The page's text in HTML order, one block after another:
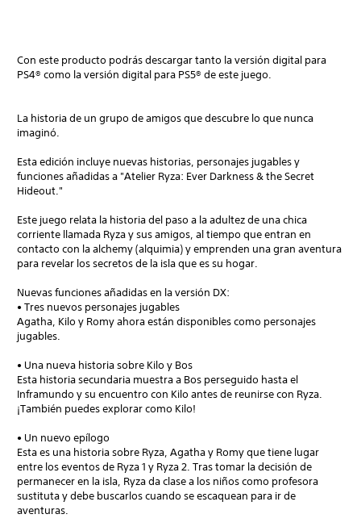
Con este producto podrás descargar tanto la versión digital para
PS4® como la versión digital para PS5® de este juego.
La historia de un grupo de amigos que descubre lo que nunca
imaginó.
Esta edición incluye nuevas historias, personajes jugables y
funciones añadidas a "Atelier Ryza: Ever Darkness & the Secret
Hideout."
Este juego relata la historia del paso a la adultez de una chica
corriente llamada Ryza y sus amigos, al tiempo que entran en
contacto con la alchemy (alquimia) y emprenden una gran aventura
para revelar los secretos de la isla que es su hogar.
Nuevas funciones añadidas en la versión DX:
• Tres nuevos personajes jugables
Agatha, Kilo y Romy ahora están disponibles como personajes
jugables.
• Una nueva historia sobre Kilo y Bos
Esta historia secundaria muestra a Bos perseguido hasta el
Inframundo y su encuentro con Kilo antes de reunirse con Ryza.
¡También puedes explorar como Kilo!
• Un nuevo epílogo
Esta es una historia sobre Ryza, Agatha y Romy que tiene lugar
entre los eventos de Ryza 1 y Ryza 2. Tras tomar la decisión de
permanecer en la isla, Ryza da clase a los niños como profesora
sustituta y debe buscarlos cuando se escaquean para ir de
aventuras.